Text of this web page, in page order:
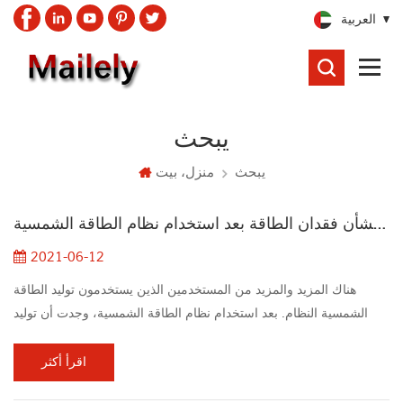
العربية
يبحث
منزل، بيت يبحث
هل هناك أي مخاوف بشأن فقدان الطاقة بعد استخدام نظام الطاقة الشمسية
2021-06-12
هناك المزيد والمزيد من المستخدمين الذين يستخدمون توليد الطاقة
الشمسية النظام. بعد استخدام نظام الطاقة الشمسية، وجدت أن توليد
وبعضهم حتى أقل. لماذا؟ الذي سرق بلدي كهرباء؟ هناك اتبع الجوانب:
اقرأ أكثر